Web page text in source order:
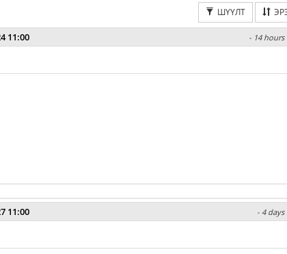
ШҮҮЛТ
11:00 - 14 hours
11:00 - 4 days